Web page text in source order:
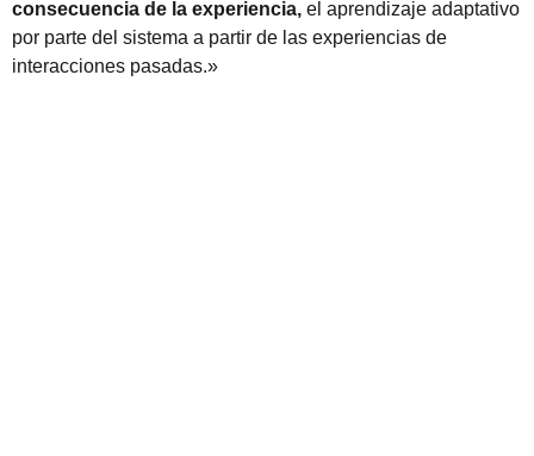
consecuencia de la experiencia, el aprendizaje adaptativo
por parte del sistema a partir de las experiencias de
interacciones pasadas.»